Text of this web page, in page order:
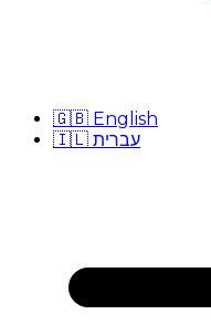
🇬🇧 English
🇮🇱 עברית